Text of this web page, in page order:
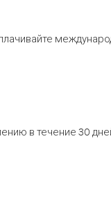
в течение 30